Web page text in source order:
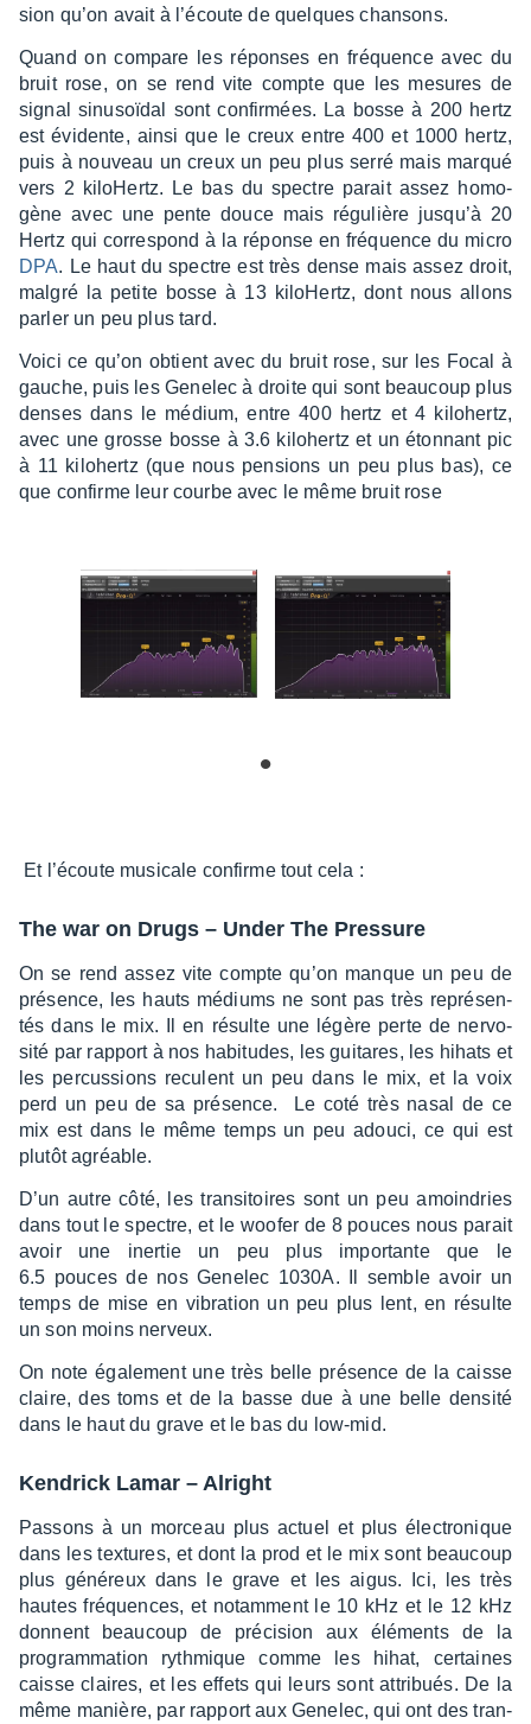
sion qu’on avait à l’écoute de quelques chan­sons.
Quand on compare les réponses en fréquence avec du
bruit rose, on se rend vite compte que les mesures de
signal sinu­soï­dal sont confir­mées. La bosse à 200 hertz
est évidente, ainsi que le creux entre 400 et 1000 hertz,
puis à nouveau un creux un peu plus serré mais marqué
vers 2 kilo­Hertz. Le bas du spectre parait assez homo­
gène avec une pente douce mais régu­lière jusqu’à 20
Hertz qui corres­pond à la réponse en fréquence du micro
DPA. Le haut du spectre est très dense mais assez droit,
malgré la petite bosse à 13 kilo­Hertz, dont nous allons
parler un peu plus tard.
Voici ce qu’on obtient avec du bruit rose, sur les Focal à
gauche, puis les Gene­lec à droite qui sont beau­coup plus
denses dans le médium, entre 400 hertz et 4 kilo­hertz,
avec une grosse bosse à 3.6 kilo­hertz et un éton­nant pic
à 11 kilo­hertz (que nous pensions un peu plus bas), ce
que confirme leur courbe avec le même bruit rose
Et l’écoute musi­cale confirme tout cela :
The war on Drugs – Under The Pres­sure
On se rend assez vite compte qu’on manque un peu de
présence, les hauts médiums ne sont pas très repré­sen­
tés dans le mix. Il en résulte une légère perte de nervo­
sité par rapport à nos habi­tudes, les guitares, les hihats et
les percus­sions reculent un peu dans le mix, et la voix
perd un peu de sa présence. Le coté très nasal de ce
mix est dans le même temps un peu adouci, ce qui est
plutôt agréable.
D’un autre côté, les tran­si­toires sont un peu amoin­dries
dans tout le spectre, et le woofer de 8 pouces nous parait
avoir une iner­tie un peu plus impor­tante que le
6.5 pouces de nos Gene­lec 1030A. Il semble avoir un
temps de mise en vibra­tion un peu plus lent, en résulte
un son moins nerveux.
On note égale­ment une très belle présence de la caisse
claire, des toms et de la basse due à une belle densité
dans le haut du grave et le bas du low-mid.
Kendrick Lamar – Alright
Passons à un morceau plus actuel et plus élec­tro­nique
dans les textures, et dont la prod et le mix sont beau­coup
plus géné­reux dans le grave et les aigus. Ici, les très
hautes fréquences, et notam­ment le 10 kHz et le 12 kHz
donnent beau­coup de préci­sion aux éléments de la
program­ma­tion ryth­mique comme les hihat, certaines
caisse claires, et les effets qui leurs sont attri­bués. De la
même manière, par rapport aux Gene­lec, qui ont des tran­